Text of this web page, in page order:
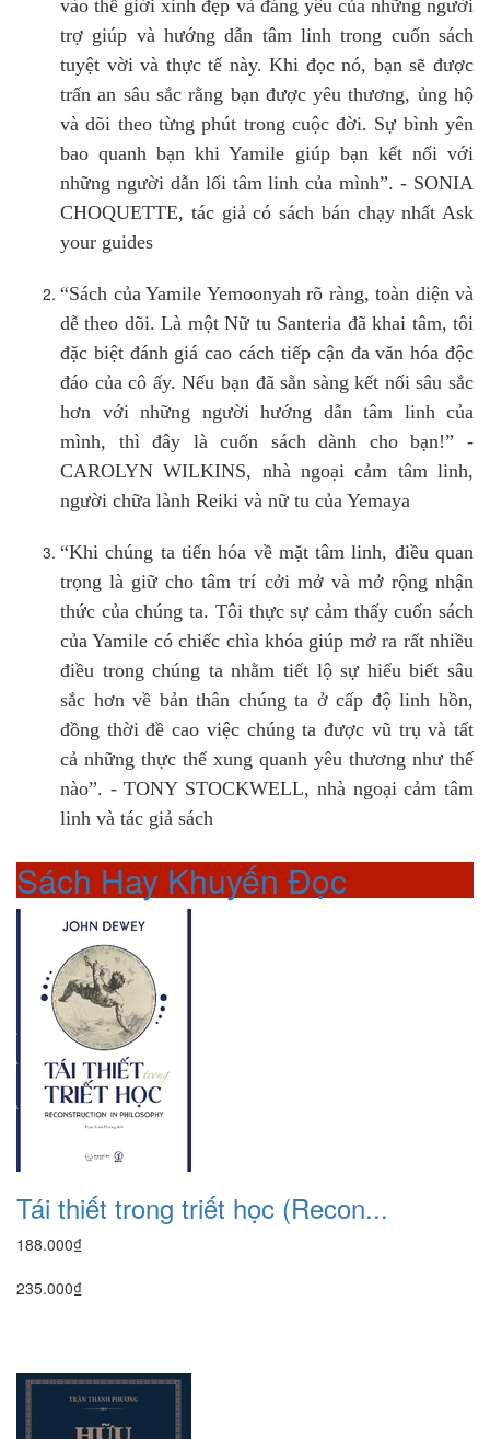
vào thế giới xinh đẹp và đáng yêu của những người
trợ giúp và hướng dẫn tâm linh trong cuốn sách
tuyệt vời và thực tế này. Khi đọc nó, bạn sẽ được
trấn an sâu sắc rằng bạn được yêu thương, ủng hộ
và dõi theo từng phút trong cuộc đời. Sự bình yên
bao quanh bạn khi Yamile giúp bạn kết nối với
những người dẫn lối tâm linh của mình”. - SONIA
CHOQUETTE, tác giả có sách bán chạy nhất Ask
your guides
“Sách của Yamile Yemoonyah rõ ràng, toàn diện và
dễ theo dõi. Là một Nữ tu Santeria đã khai tâm, tôi
đặc biệt đánh giá cao cách tiếp cận đa văn hóa độc
đáo của cô ấy. Nếu bạn đã sẵn sàng kết nối sâu sắc
hơn với những người hướng dẫn tâm linh của
mình, thì đây là cuốn sách dành cho bạn!” -
CAROLYN WILKINS, nhà ngoại cảm tâm linh,
người chữa lành Reiki và nữ tu của Yemaya
“Khi chúng ta tiến hóa về mặt tâm linh, điều quan
trọng là giữ cho tâm trí cởi mở và mở rộng nhận
thức của chúng ta. Tôi thực sự cảm thấy cuốn sách
của Yamile có chiếc chìa khóa giúp mở ra rất nhiều
điều trong chúng ta nhằm tiết lộ sự hiểu biết sâu
sắc hơn về bản thân chúng ta ở cấp độ linh hồn,
đồng thời đề cao việc chúng ta được vũ trụ và tất
cả những thực thể xung quanh yêu thương như thế
nào”. - TONY STOCKWELL, nhà ngoại cảm tâm
linh và tác giả sách
Sách Hay Khuyến Đọc
Tái thiết trong triết học (Recon...
188.000₫
235.000₫